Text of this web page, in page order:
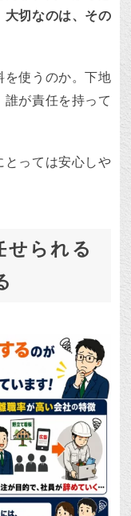
大切なのは、その
を使うのか。下地
が責任を持って
とっては安心しや
せられる